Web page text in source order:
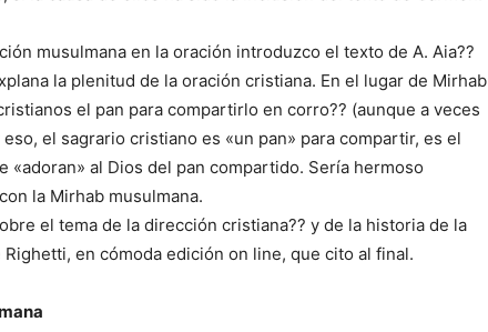
musulmana en la oración introduzco el texto de A. Aia??
la plenitud de la oración cristiana. En el lugar de Mirhab
el pan para compartirlo en corro?? (aunque a veces
el sagrario cristiano es «un pan» para compartir, es el
al Dios del pan compartido. Sería hermoso
la Mirhab musulmana.
el tema de la dirección cristiana?? y de la historia de la
en cómoda edición on line, que cito al final.